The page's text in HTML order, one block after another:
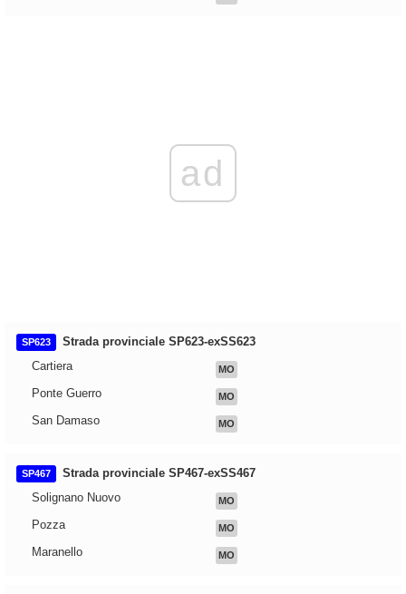
ad
SP623
Strada provinciale SP623-exSS623
Cartiera
MO
Ponte Guerro MO
San Damaso MO
SP467
Strada provinciale SP467-exSS467
Solignano Nuovo
MO
Pozza MO
Maranello MO